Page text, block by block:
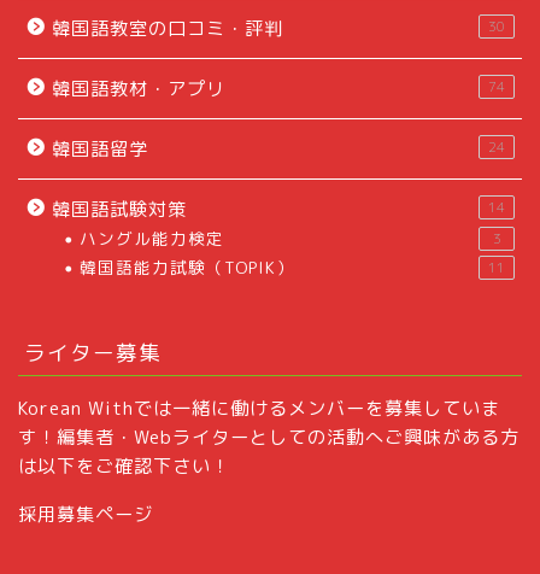
韓国語教室の口コミ・評判 30
韓国語教材・アプリ 74
韓国語留学 24
韓国語試験対策 14
ハングル能力検定 3
韓国語能力試験（TOPIK） 11
ライター募集
Korean Withでは一緒に働けるメンバーを募集していま
す！編集者・Webライターとしての活動へご興味がある方
は以下をご確認下さい！
採用募集ページ